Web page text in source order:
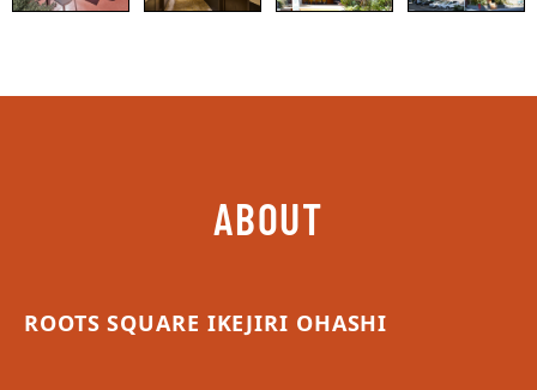
ABOUT
ROOTS SQUARE IKEJIRI OHASHI